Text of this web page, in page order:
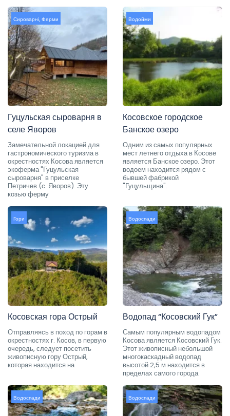
Сироварні, Ферми
Гуцульская сыроварня в
селе Яворов
Замечательной локацией для
гастрономического туризма в
окрестностях Косова является
экоферма "Гуцульская
сыроварня" в приселке
Петричев (с. Яворов). Эту
козью ферму
Водойми
Косовское городское
Банское озеро
Одним из самых популярных
мест летнего отдыха в Косове
является Банское озеро. Этот
водоем находится рядом с
бывшей фабрикой
"Гуцульщина".
Гори
Косовская гора Острый
Отправляясь в поход по горам в
окрестностях г. Косов, в первую
очередь, следует посетить
живописную гору Острый,
которая находится на
Водоспади
Водопад “Косовский Гук”
Самым популярным водопадом
Косова является Косовский Гук.
Этот живописный небольшой
многокаскадный водопад
высотой 2,5 м находится в
пределах самого города.
Водоспади Водоспади